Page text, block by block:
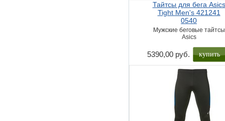
Тайтсы для бега Asics
Tight Men's 421241
0540
Мужские беговые тайтсы
Asics
5390,00 руб. купить